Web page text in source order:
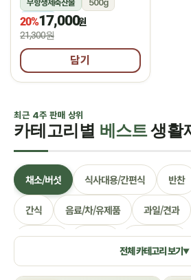
무항생제축산물
500g
냉장
20%17,000원
21,300원
담기
최근 4주 판매 상위
카테고리별 베스트생활
채소/버섯 식사대용/간편식 반찬
간식 음료/차/유제품 과일/견과
생활용품 쌀/잡곡 수산/건어물
건강식품/꿀 화장품/바디헤어 특
전체 카테고리 보기▼